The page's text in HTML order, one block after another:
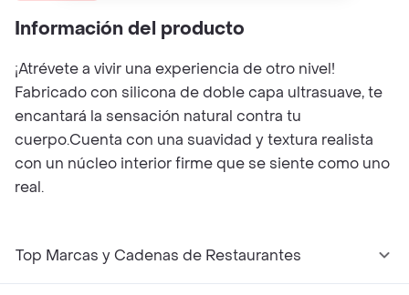
Información del producto
¡Atrévete a vivir una experiencia de otro nivel!
Fabricado con silicona de doble capa ultrasuave, te
encantará la sensación natural contra tu
cuerpo.Cuenta con una suavidad y textura realista
con un núcleo interior firme que se siente como uno
real.
Top Marcas y Cadenas de Restaurantes